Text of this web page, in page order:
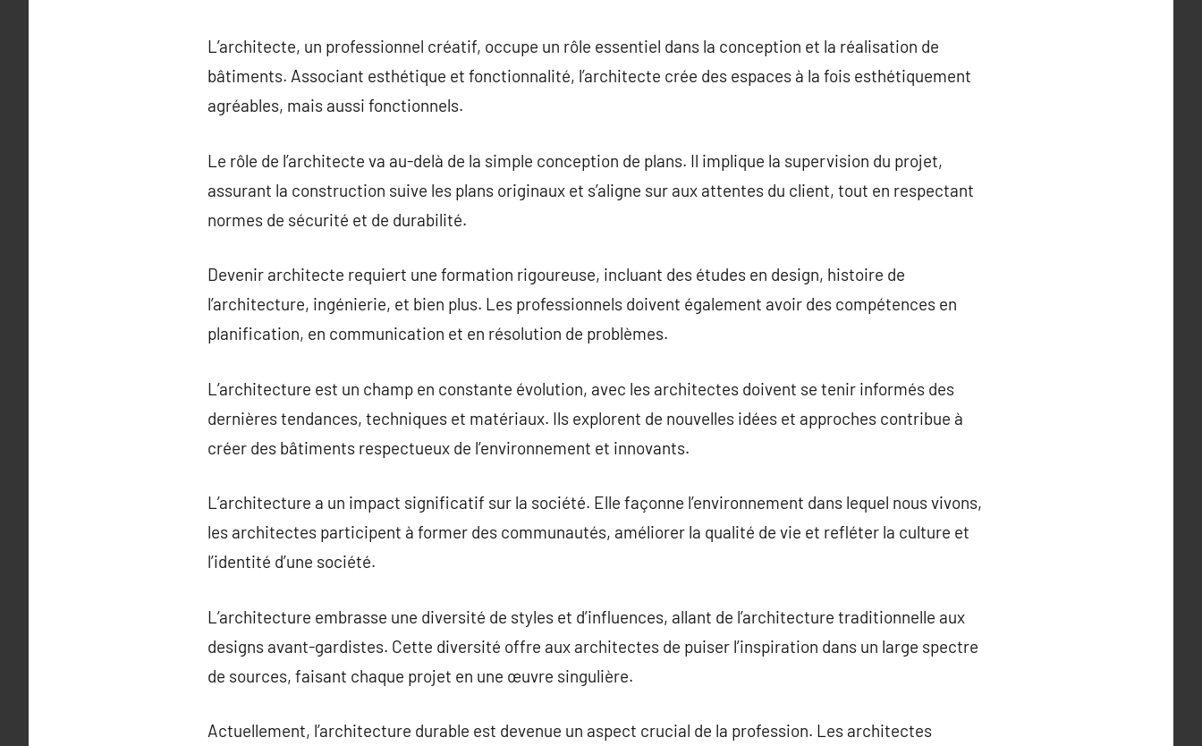
L’architecte, un professionnel créatif, occupe un rôle essentiel dans la conception et la réalisation de
bâtiments. Associant esthétique et fonctionnalité, l’architecte crée des espaces à la fois esthétiquement
agréables, mais aussi fonctionnels.
Le rôle de l’architecte va au-delà de la simple conception de plans. Il implique la supervision du projet,
assurant la construction suive les plans originaux et s’aligne sur aux attentes du client, tout en respectant
normes de sécurité et de durabilité.
Devenir architecte requiert une formation rigoureuse, incluant des études en design, histoire de
l’architecture, ingénierie, et bien plus. Les professionnels doivent également avoir des compétences en
planification, en communication et en résolution de problèmes.
L’architecture est un champ en constante évolution, avec les architectes doivent se tenir informés des
dernières tendances, techniques et matériaux. Ils explorent de nouvelles idées et approches contribue à
créer des bâtiments respectueux de l’environnement et innovants.
L’architecture a un impact significatif sur la société. Elle façonne l’environnement dans lequel nous vivons,
les architectes participent à former des communautés, améliorer la qualité de vie et refléter la culture et
l’identité d’une société.
L’architecture embrasse une diversité de styles et d’influences, allant de l’architecture traditionnelle aux
designs avant-gardistes. Cette diversité offre aux architectes de puiser l’inspiration dans un large spectre
de sources, faisant chaque projet en une œuvre singulière.
Actuellement, l’architecture durable est devenue un aspect crucial de la profession. Les architectes